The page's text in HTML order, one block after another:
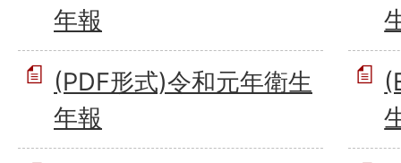
年報
(PDF形式)令和元年衛生
年報